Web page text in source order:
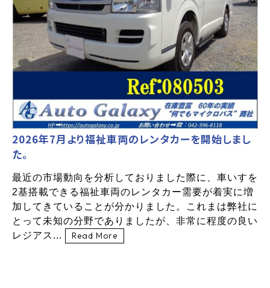
2026年7月より福祉車両のレンタカーを開始しまし
た。
最近の市場動向を分析しておりました際に、車いすを
2基搭載できる福祉車両のレンタカー需要が着実に増
加してきていることが分かりました。これまは弊社に
とって未知の分野でありましたが、非常に程度の良い
レジアス...
Read More